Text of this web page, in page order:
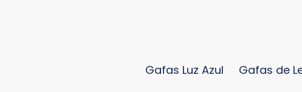
Gafas Luz Azul Gafas de